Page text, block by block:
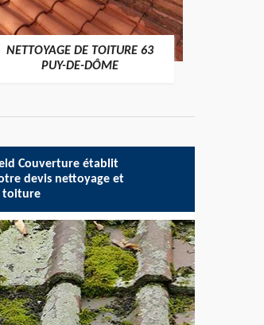
NETTOYAGE DE TOITURE 63
PUY-DE-DÔME
Couverture établit
devis nettoyage et
toiture